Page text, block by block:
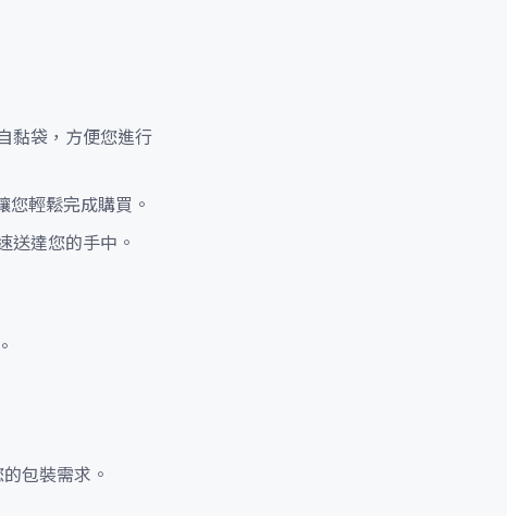
黏袋，方便您進行
輕鬆完成購買。
送達您的手中。
包裝需求。